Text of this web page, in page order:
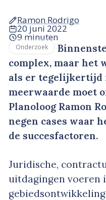
Ramon Rodrigo
20 juni 2022
9 minuten
Onderzoek
complex, maar het
als er tegelijkertijd
meerwaarde moet
Planoloog Ramon
negen cases waar
de succesfactoren.
Juridische,
uitdagingen voeren